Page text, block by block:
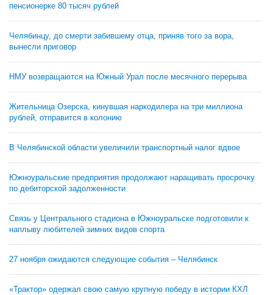
пенсионерке 80 тысяч рублей
Челябинцу, до смерти забившему отца, приняв того за вора,
вынесли приговор
НМУ возвращаются на Южный Урал после месячного перерыва
Жительница Озерска, кинувшая наркодилера на три миллиона
рублей, отправится в колонию
В Челябинской области увеличили транспортный налог вдвое
Южноуральские предприятия продолжают наращивать просрочку
по дебиторской задолженности
Связь у Центрального стадиона в Южноуральске подготовили к
наплыву любителей зимних видов спорта
27 ноября ожидаются следующие события – Челябинск
«Трактор» одержал свою самую крупную победу в истории КХЛ